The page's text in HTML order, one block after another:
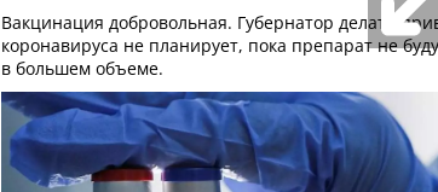
Вакцинация добровольная. Губернатор делать
коронавируса не планирует, пока препарат не
в большем объеме.